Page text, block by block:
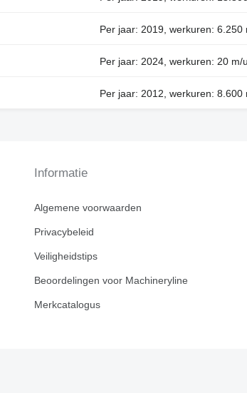
Per jaar: 2019, werkuren:
Per jaar: 2024, werkuren: 20
Per jaar: 2012, werkuren:
Informatie
Algemene voorwaarden
Privacybeleid
Veiligheidstips
Beoordelingen voor Machineryline
Merkcatalogus